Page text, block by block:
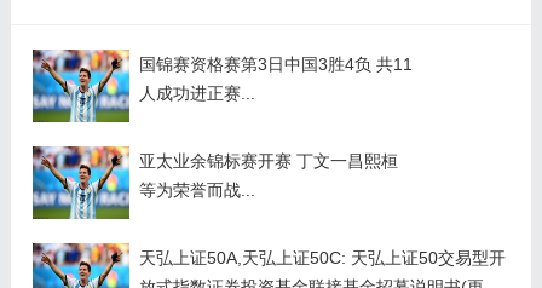
国锦赛资格赛第3日中国3胜4负 共11
人成功进正赛...
亚太业余锦标赛开赛 丁文一昌熙桓
等为荣誉而战...
天弘上证50A,天弘上证50C: 天弘上证50交易型开